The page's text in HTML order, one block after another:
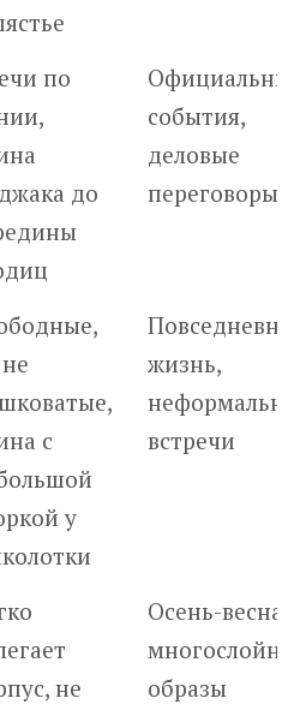
по
до
события,
деловые
переговоры
с
у
жизнь,
встречи
не
Осень-весна,
образы